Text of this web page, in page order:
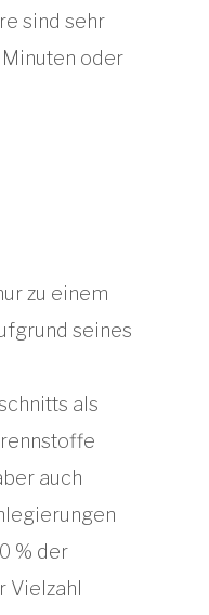
sind sehr
oder
zu einem
seines
als
auch
% der
Vielzahl